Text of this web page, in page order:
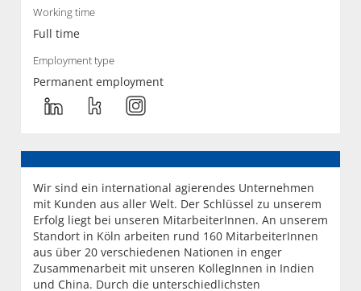
Working time
Full time
Employment type
Permanent employment
Wir sind ein international agierendes Unternehmen
mit Kunden aus aller Welt. Der Schlüssel zu unserem
Erfolg liegt bei unseren MitarbeiterInnen. An unserem
Standort in Köln arbeiten rund 160 MitarbeiterInnen
aus über 20 verschiedenen Nationen in enger
Zusammenarbeit mit unseren KollegInnen in Indien
und China. Durch die unterschiedlichsten